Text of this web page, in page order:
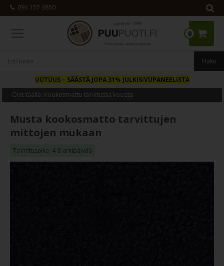
093 157 3850
0
UUTUUS– SÄÄSTÄ JOPA 31% JULKISIVUPANEELISTA
Olet täällä: Kookosmatto tarvitussa koossa
Musta kookosmatto tarvittujen
mittojen mukaan
Toimitusaika: 4-8 arkipäivää